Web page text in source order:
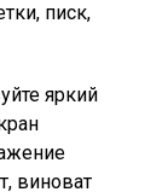
писк,
яркий
виноват